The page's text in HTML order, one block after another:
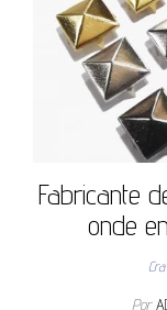
Fabricante
onde
Por